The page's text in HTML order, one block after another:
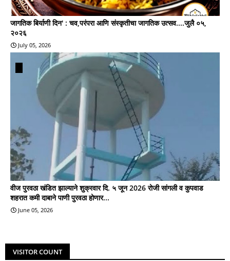
जागतिक बिर्याणी दिन' : चव,परंपरा आणि संस्कृतीचा जागतिक उत्सव....जुलै ०५,
२०२६
July 05, 2026
वीज पुरवठा खंडित झाल्याने शुक्रवार दि. ५ जून 2026 रोजी सांगली व कुपवाड
शहरात कमी दाबाने पाणी पुरवठा होणार...
June 05, 2026
VISITOR COUNT